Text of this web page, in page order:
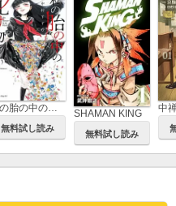
無料試し読み
SHAMAN KING
無料試し読み